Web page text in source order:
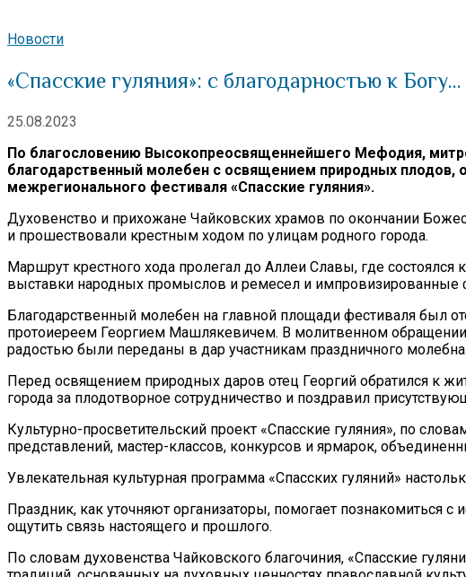
Новости
«Спасские гуляния»: с благодарностью к Богу…
25.08.2023
По благословению Высокопреосвященнейшего Мефодия,
благодарственный молебен с освящением природных плодов,
межрегионального фестиваля «Спасские гуляния».
Духовенство и прихожане Чайковских храмов по окончании
и прошествовали крестным ходом по улицам родного города.
Маршрут крестного хода пролегал до Аллеи Славы, где
выставки народных промыслов и ремесел и импровизированные
Благодарственный молебен на главной площади фестиваля был
протоиереем Георгием Машлякевичем. В молитвенном
радостью были переданы в дар участникам праздничного молебна.
Перед освящением природных даров отец Георгий обратился к
города за плодотворное сотрудничество и поздравил
Культурно-просветительский проект «Спасские гуляния», по
представлений, мастер-классов, конкурсов и ярмарок,
Увлекательная культурная программа «Спасских гуляний»
Праздник, как уточняют организаторы, помогает познакомиться
ощутить связь настоящего и прошлого.
По словам духовенства Чайковского благочиния, «Спасские